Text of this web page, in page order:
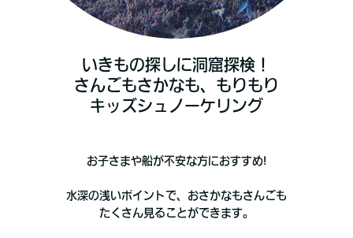
いきもの探しに洞窟探検！
さんごもさかなも、もりもり
キッズシュノーケリング
お子さまや船が不安な方におすすめ!
水深の浅いポイントで、おさかなもさんごも
たくさん見ることができます。